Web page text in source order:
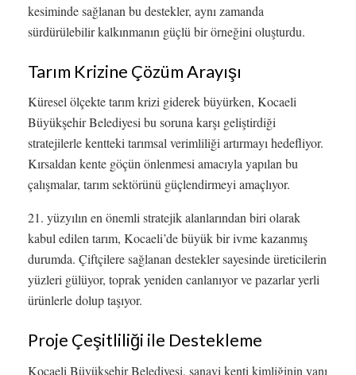
kesiminde sağlanan bu destekler, aynı zamanda
sürdürülebilir kalkınmanın güçlü bir örneğini oluşturdu.
Tarım Krizine Çözüm Arayışı
Küresel ölçekte tarım krizi giderek büyürken, Kocaeli
Büyükşehir Belediyesi bu soruna karşı geliştirdiği
stratejilerle kentteki tarımsal verimliliği artırmayı hedefliyor.
Kırsaldan kente göçün önlenmesi amacıyla yapılan bu
çalışmalar, tarım sektörünü güçlendirmeyi amaçlıyor.
21. yüzyılın en önemli stratejik alanlarından biri olarak
kabul edilen tarım, Kocaeli’de büyük bir ivme kazanmış
durumda. Çiftçilere sağlanan destekler sayesinde üreticilerin
yüzleri gülüyor, toprak yeniden canlanıyor ve pazarlar yerli
ürünlerle dolup taşıyor.
Proje Çeşitliliği ile Destekleme
Kocaeli Büyükşehir Belediyesi, sanayi kenti kimliğinin yanı